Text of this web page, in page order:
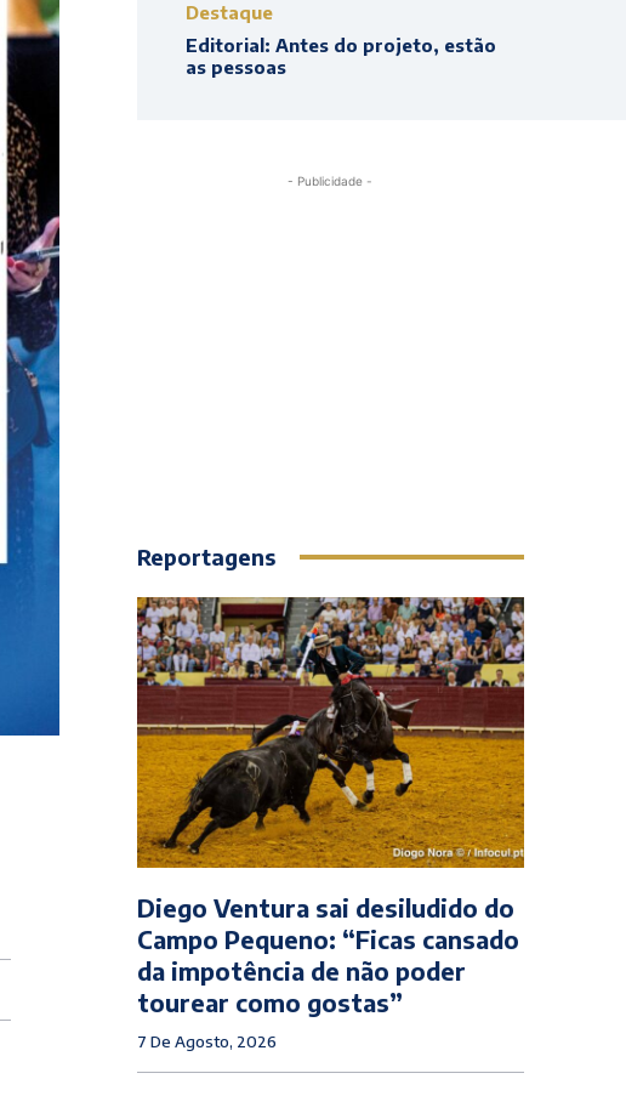
Destaque
Editorial: Antes do projeto, estão
as pessoas
- Publicidade -
Reportagens
Diego Ventura sai desiludido do
Campo Pequeno: “Ficas cansado
da impotência de não poder
tourear como gostas”
7 De Agosto, 2026